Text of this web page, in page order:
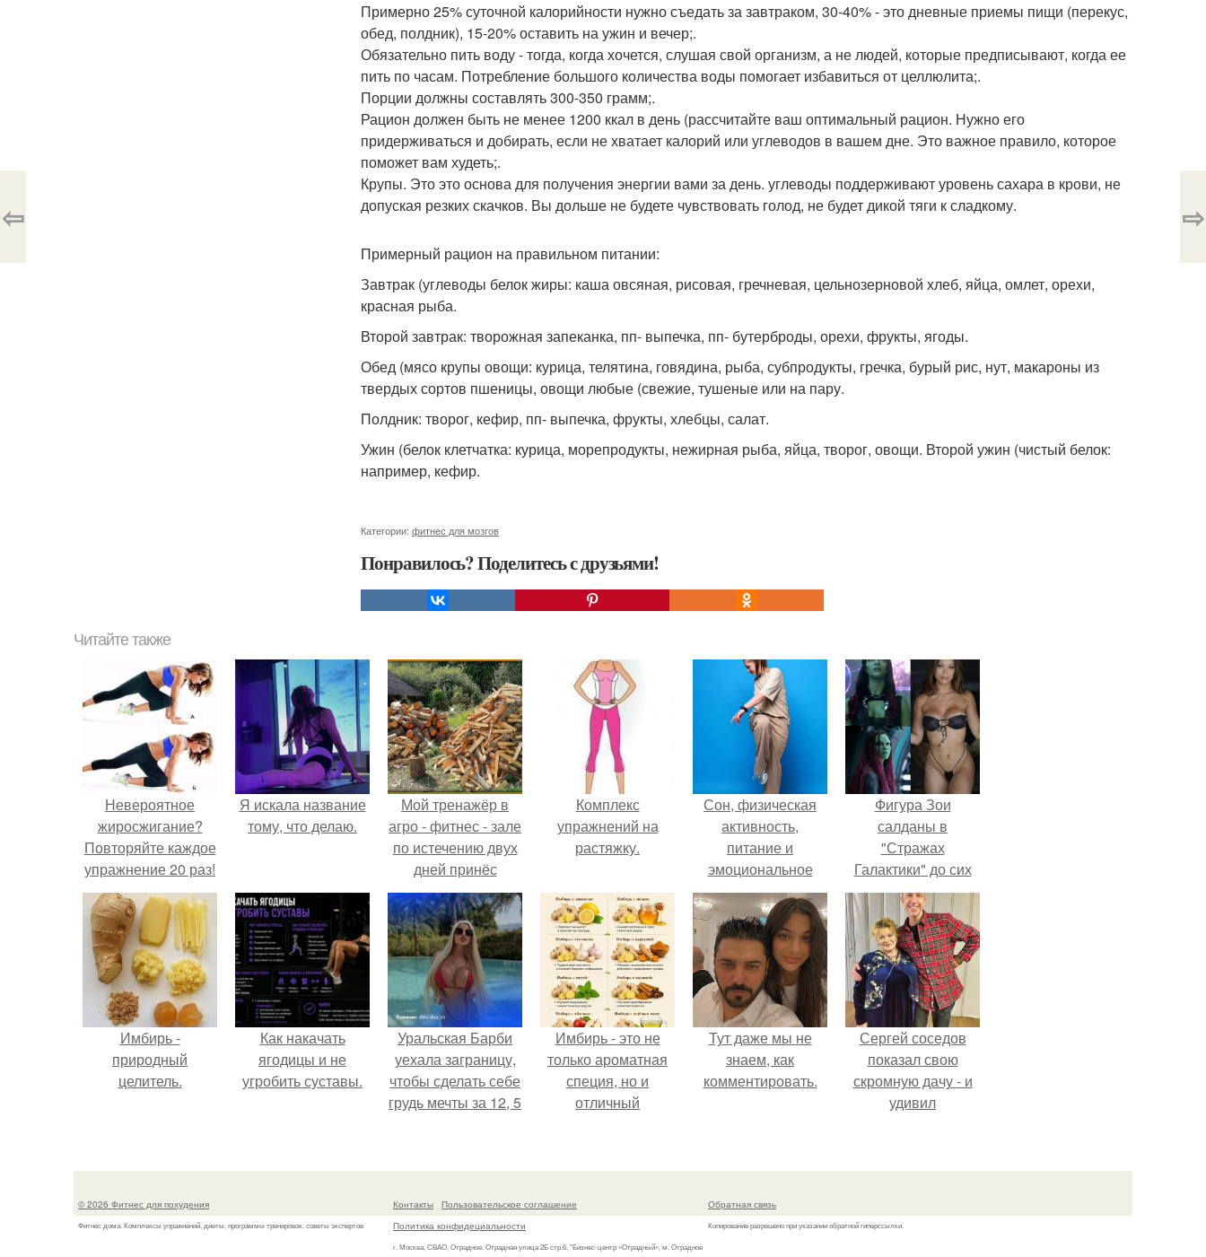
Примерно 25% суточной калорийности нужно съедать за завтраком, 30-40% - это дневные приемы пищи (перекус,
обед, полдник), 15-20% оставить на ужин и вечер;.
Обязательно пить воду - тогда, когда хочется, слушая свой организм, а не людей, которые предписывают, когда ее
пить по часам. Потребление большого количества воды помогает избавиться от целлюлита;.
Порции должны составлять 300-350 грамм;.
Рацион должен быть не менее 1200 ккал в день (рассчитайте ваш оптимальный рацион. Нужно его
придерживаться и добирать, если не хватает калорий или углеводов в вашем дне. Это важное правило, которое
поможет вам худеть;.
Крупы. Это это основа для получения энергии вами за день. углеводы поддерживают уровень сахара в крови, не
допуская резких скачков. Вы дольше не будете чувствовать голод, не будет дикой тяги к сладкому.
Примерный рацион на правильном питании:
Завтрак (углеводы белок жиры: каша овсяная, рисовая, гречневая, цельнозерновой хлеб, яйца, омлет, орехи,
красная рыба.
Второй завтрак: творожная запеканка, пп- выпечка, пп- бутерброды, орехи, фрукты, ягоды.
Обед (мясо крупы овощи: курица, телятина, говядина, рыба, субпродукты, гречка, бурый рис, нут, макароны из
твердых сортов пшеницы, овощи любые (свежие, тушеные или на пару.
Полдник: творог, кефир, пп- выпечка, фрукты, хлебцы, салат.
Ужин (белок клетчатка: курица, морепродукты, нежирная рыба, яйца, творог, овощи. Второй ужин (чистый белок:
например, кефир.
Категории: фитнес для мозгов
Понравилось? Поделитесь с друзьями!
⇦ ⇨
Читайте также
Невероятное
жиросжигание?
Повторяйте каждое
упражнение 20 раз!
Я искала название
тому, что делаю.
Мой тренажёр в
агро - фитнес - зале
по истечению двух
дней принёс
ощутимый
результат.
Комплекс
упражнений на
растяжку.
Сон, физическая
активность,
питание и
эмоциональное
состояние!
Фигура Зои
салданы в
"Стражах
Галактики" до сих
пор вызывает
восхищение.
Имбирь -
природный
целитель.
Как накачать
ягодицы и не
угробить суставы.
Уральская Барби
уехала заграницу,
чтобы сделать себе
грудь мечты за 12, 5
Имбирь - это не
только ароматная
специя, но и
отличный
и блюд.
Тут даже мы не
знаем, как
комментировать.
Сергей соседов
показал свою
скромную дачу - и
удивил
© 2026 Фитнес для похудения
Фитнес дома. Комплексы упражнений, диеты, программы тренировок, советы экспертов
Контакты
Пользовательское соглашение
Политика конфидециальности
г. Москва, СВАО, Отрадное, Отрадная улица 2Б стр.6, "Бизнес-центр «Отрадный», м. Отрадное
Обратная связь
Копирование разрешено при указании обратной гиперссылки.